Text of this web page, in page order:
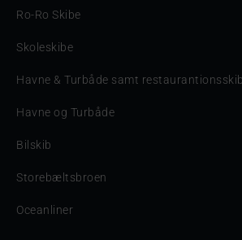
Ro-Ro Skibe
Skoleskibe
Havne & Turbåde samt
Havne og Turbåde
Bilskib
Storebæltsbroen
Oceanliner